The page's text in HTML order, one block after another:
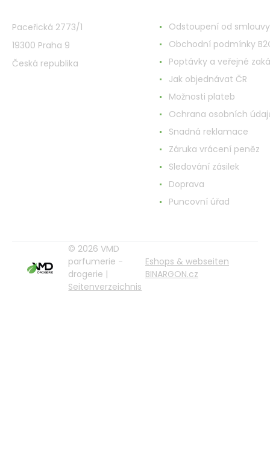
Paceřická 2773/1
19300 Praha 9
Česká republika
Odstoupení od smlouvy
Obchodní podmínky
Poptávky a veřejné
Jak objednávat ČR
Možnosti plateb
Ochrana osobních
Snadná reklamace
Záruka vrácení peněz
Sledování zásilek
Doprava
Puncovní úřad
© 2026 VMD
parfumerie -
drogerie |
Seitenverzeichnis
Eshops & webseiten
BINARGON.cz